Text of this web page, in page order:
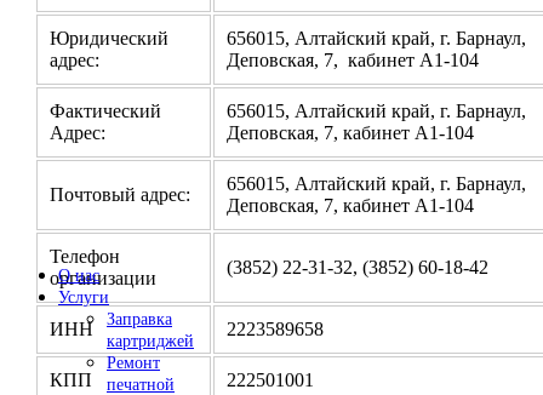
О нас
Услуги
Заправка
картриджей
Ремонт
печатной
Юридический
адрес:
656015, Алтайский край, г. Барнаул,
Деповская, 7, кабинет А1-104
Фактический
Адрес:
656015, Алтайский край, г. Барнаул,
Деповская, 7, кабинет А1-104
Почтовый адрес:
656015, Алтайский край, г. Барнаул,
Деповская, 7, кабинет А1-104
Телефон
организации
(3852) 22-31-32, (3852) 60-18-42
ИНН 2223589658
КПП 222501001